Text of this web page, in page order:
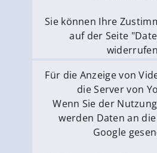
Sie können Ihre
auf der Seite
Externe Medien
Für die Anzeige von
die Server von
Wenn Sie der
werden Daten an
Google